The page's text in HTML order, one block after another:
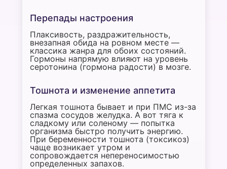
Перепады настроения
Плаксивость, раздражительность,
внезапная обида на ровном месте —
классика жанра для обоих состояний.
Гормоны напрямую влияют на уровень
серотонина (гормона радости) в мозге.
Тошнота и изменение аппетита
Легкая тошнота бывает и при ПМС из-за
спазма сосудов желудка. А вот тяга к
сладкому или соленому — попытка
организма быстро получить энергию.
При беременности тошнота (токсикоз)
чаще возникает утром и
сопровождается непереносимостью
определенных запахов.